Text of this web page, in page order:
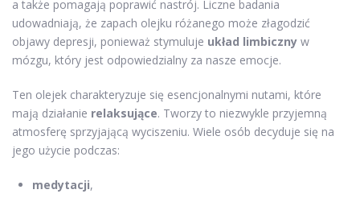
a także pomagają poprawić nastrój. Liczne badania
udowadniają, że zapach olejku różanego może złagodzić
objawy depresji, ponieważ stymuluje układ limbiczny w
mózgu, który jest odpowiedzialny za nasze emocje.
Ten olejek charakteryzuje się esencjonalnymi nutami, które
mają działanie relaksujące. Tworzy to niezwykle przyjemną
atmosferę sprzyjającą wyciszeniu. Wiele osób decyduje się na
jego użycie podczas:
medytacji,